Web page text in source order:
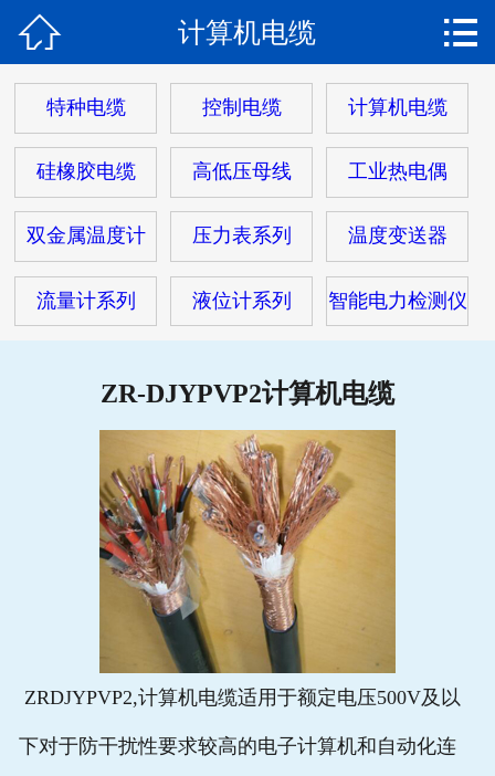
关于我们
产品中心
热门电缆
客户服务
联系我们
 计算机电缆 
特种电缆 控制电缆 计算机电缆
硅橡胶电缆 高低压母线 工业热电偶
双金属温度计 压力表系列 温度变送器
流量计系列 液位计系列 智能电力检测仪
ZR-DJYPVP2计算机电缆
ZRDJYPVP2,计算机电缆适用于额定电压500V及以
下对于防干扰性要求较高的电子计算机和自动化连